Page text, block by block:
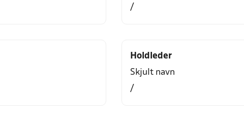
/
Holdleder
Skjult navn
/